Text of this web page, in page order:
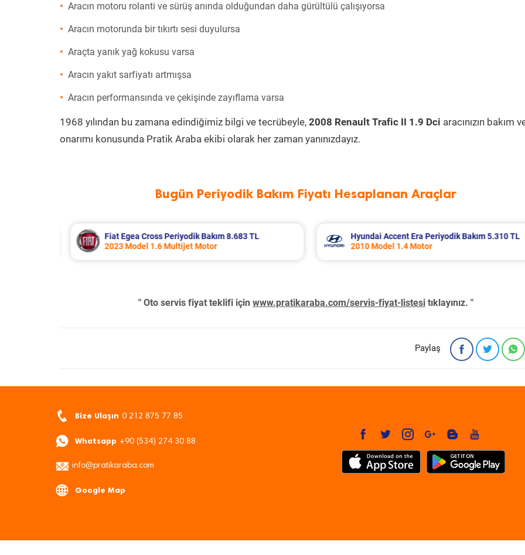
Aracın motoru rolanti ve sürüş anında olduğundan daha gürültülü çalışıyorsa
Aracın motorunda bir tıkırtı sesi duyulursa
Araçta yanık yağ kokusu varsa
Aracın yakıt sarfiyatı artmışsa
Aracın performansında ve çekişinde zayıflama varsa
1968 yılından bu zamana edindiğimiz bilgi ve tecrübeyle, 2008 Renault Trafic II 1.9 Dci aracınızın bakım
onarımı konusunda Pratik Araba ekibi olarak her zaman yanınızdayız.
Bugün Periyodik Bakım Fiyatı Hesaplanan Araçlar
Hyundai Accent Era Periyodik Bakım 5.310 TL
2010 Model 1.4 Motor
Nissan Micra Periyodik Bakım 6.399 TL
2019 Model 1.2 Motor
" Oto servis fiyat teklifi için www.pratikaraba.com/servis-fiyat-listesi tıklayınız. "
Paylaş
Bize Ulaşın 0 212 875 77 85
Whatsapp +90 (534) 274 30 88
info@pratikaraba.com
Google Map